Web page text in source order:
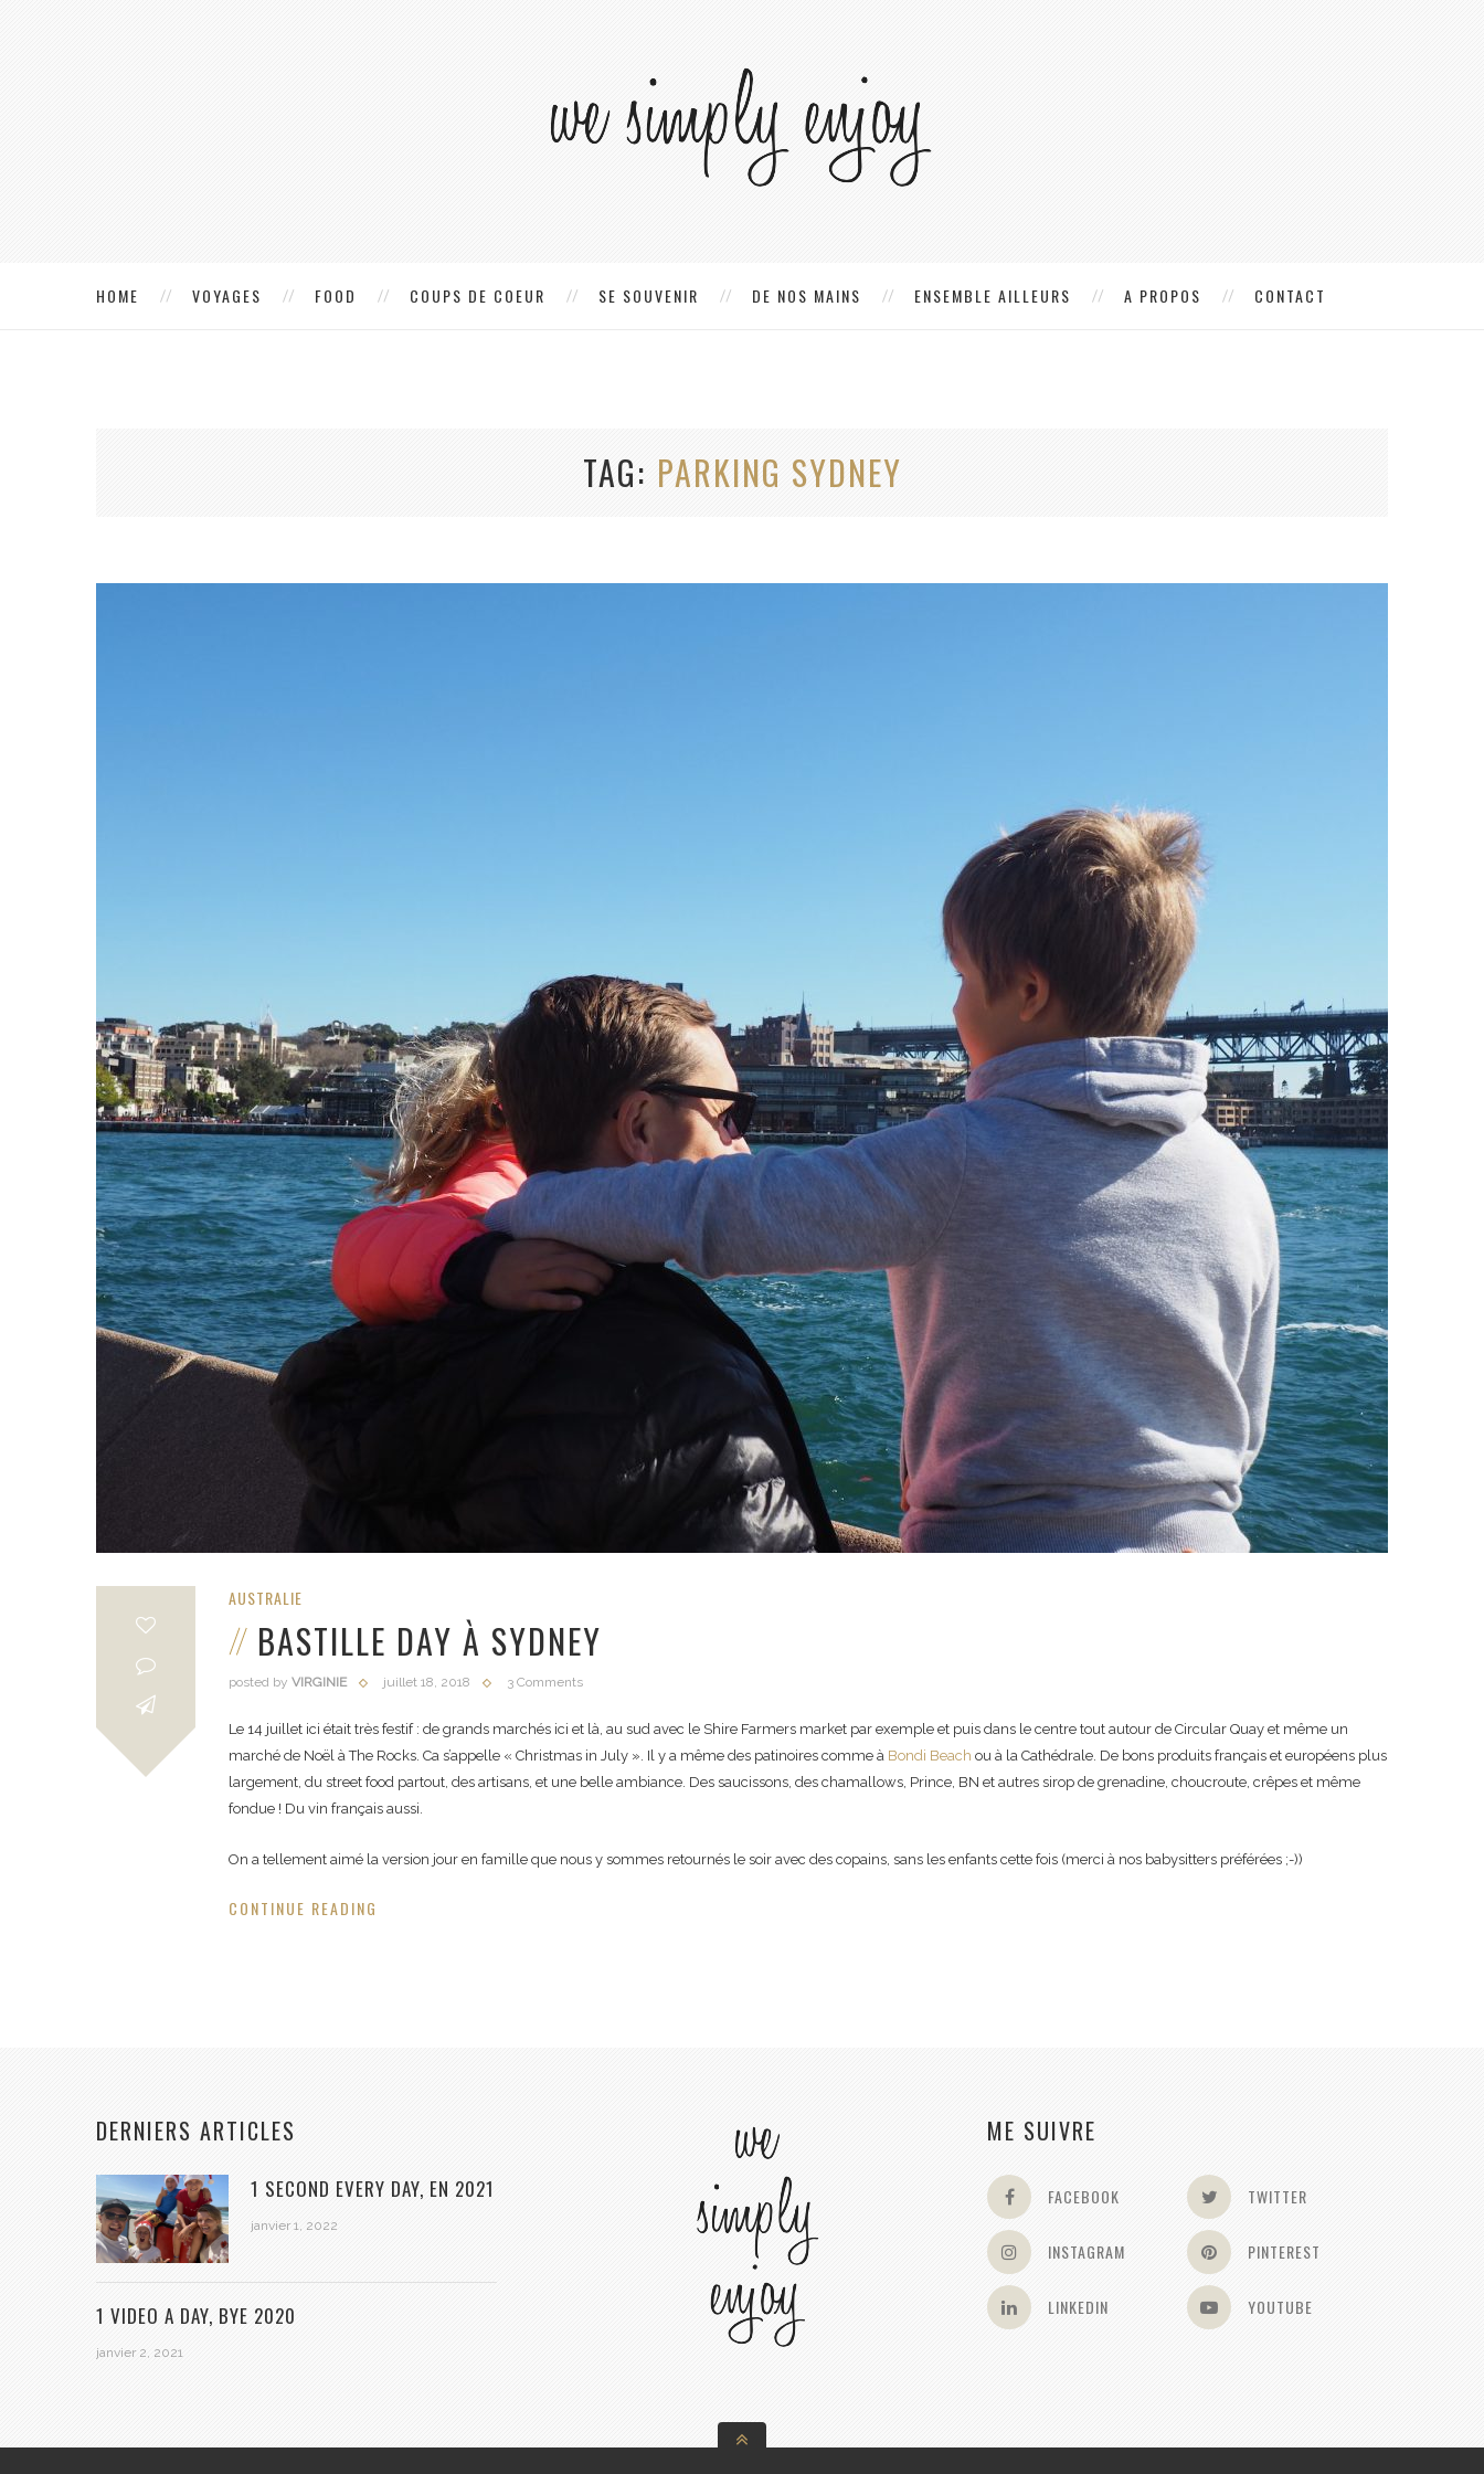
HOME VOYAGES FOOD COUPS DE COEUR SE SOUVENIR DE NOS MAINS ENSEMBLE AILLEURS A PROPOS CONTACT
TAG PARKING SYDNEY
AUSTRALIE
BASTILLE DAY À SYDNEY
posted by VIRGINIE juillet 18, 2018 3 Comments
Le 14 juillet ici était très festif : de grands marchés ici et là, au sud avec le Shire Farmers market par exemple et puis dans le centre tout autour de Circular Quay et même un
marché de Noël à The Rocks. Ca s’appelle « Christmas in July ». Il y a même des patinoires comme à Bondi Beach ou à la Cathédrale. De bons produits français et européens plus
largement, du street food partout, des artisans, et une belle ambiance. Des saucissons, des chamallows, Prince, BN et autres sirop de grenadine, choucroute, crêpes et même
fondue ! Du vin français aussi.
On a tellement aimé la version jour en famille que nous y sommes retournés le soir avec des copains, sans les enfants cette fois (merci à nos babysitters préférées ;-))
CONTINUE READING
DERNIERS ARTICLES
1 SECOND EVERY DAY, EN 2021
janvier 1, 2022
1 VIDEO A DAY, BYE 2020
janvier 2, 2021
ME SUIVRE
FACEBOOK TWITTER
INSTAGRAM PINTEREST
LINKEDIN YOUTUBE